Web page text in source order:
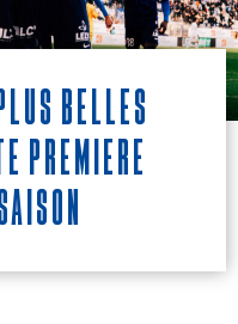
belles
première